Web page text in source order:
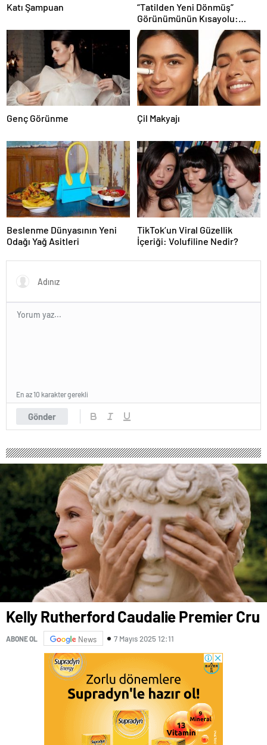
Katı Şampuan
“Tatilden Yeni Dönmüş”
Görünümünün Kısayolu:
Bronzlaştırıcı Damlalar
Genç Görünme Çil Makyajı
Beslenme Dünyasının Yeni
Odağı Yağ Asitleri
TikTok’un Viral Güzellik
İçeriği: Volufiline Nedir?
Gönder
En az 10 karakter gerekli
Kelly Rutherford Caudalie Premier Cru
ABONE OL News 7 Mayıs 2025 12:11